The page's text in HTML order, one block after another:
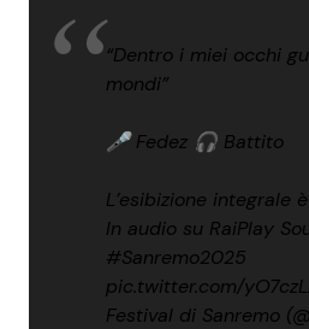
“Dentro i miei occhi
mondi”
🎤 Fedez 🎧 Battito
L’esibizione integrale
In audio su RaiPlay
#Sanremo2025
pic.twitter.com/
Festival di Sanremo